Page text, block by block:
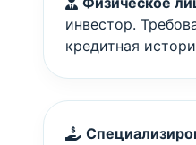
инвестор.
кредитная